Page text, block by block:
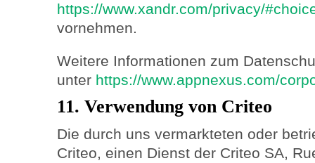
https://www.xandr.com/privacy/
vornehmen.
Weitere Informationen zum
unter https://www.appnexus.com/
11. Verwendung von Criteo
Die durch uns vermarkteten oder
Criteo, einen Dienst der Criteo SA,